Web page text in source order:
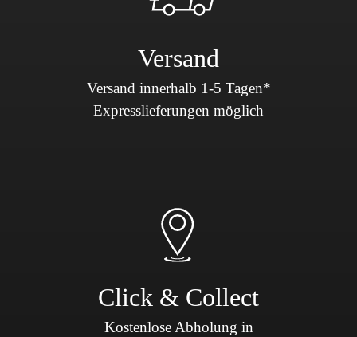
Versand
Versand innerhalb 1-5 Tagen*
Expresslieferungen möglich
Click & Collect
Kostenlose Abholung in